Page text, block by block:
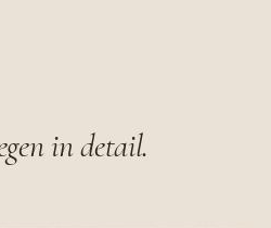
in detail.